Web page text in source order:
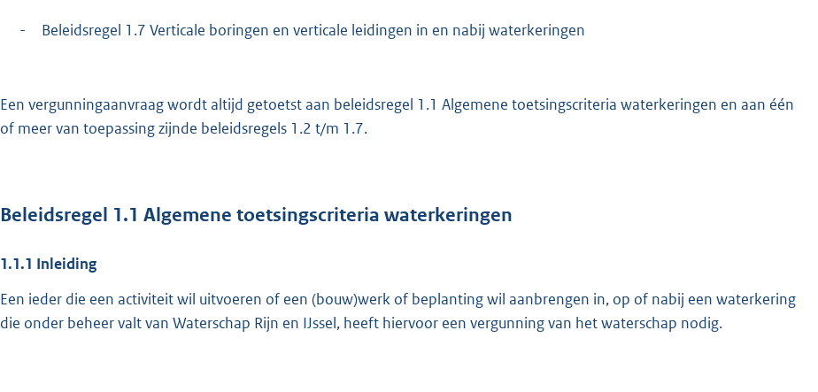
- Beleidsregel 1.7 Verticale boringen en verticale leidingen in en nabij waterkeringen
Een vergunningaanvraag wordt altijd getoetst aan beleidsregel 1.1 Algemene toetsingscriteria waterkeringen en aan één
of meer van toepassing zijnde beleidsregels 1.2 t/m 1.7.
Beleidsregel 1.1 Algemene toetsingscriteria waterkeringen
1.1.1 Inleiding
Een ieder die een activiteit wil uitvoeren of een (bouw)werk of beplanting wil aanbrengen in, op of nabij een waterkering
die onder beheer valt van Waterschap Rijn en IJssel, heeft hiervoor een vergunning van het waterschap nodig.